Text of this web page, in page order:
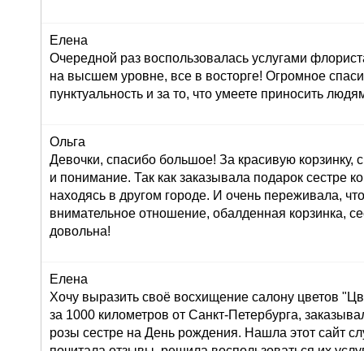
Елена
Очередной раз воспользовалась услугами
на высшем уровне, все в восторге! Огромное
пунктуальность и за то, что умеете приносить
Ольга
Девочки, спасибо большое! За красивую корзинку,
и понимание. Так как заказывала подарок сестре
находясь в другом городе. И очень переживала,
внимательное отношение, обалденная корзинка,
довольна!
Елена
Хочу выразить своё восхищение салону цветов
за 1000 километров от Санкт-Петербурга,
розы сестре на День рождения. Нашла этот сайт